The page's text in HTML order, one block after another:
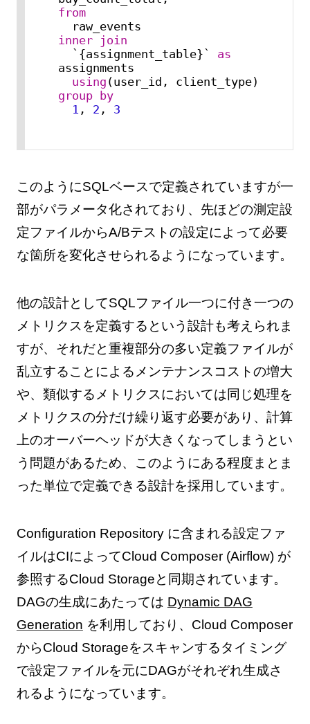
from
inner
join
  `{assignment_table}`
as
assignments
using
group
by
1 , 2 , 3
このようにSQLベースで定義されていますが一
部がパラメータ化されており、先ほどの測定設
定ファイルからA/Bテストの設定によって必要
な箇所を変化させられるようになっています。
他の設計としてSQLファイル一つに付き一つの
メトリクスを定義するという設計も考えられま
すが、それだと重複部分の多い定義ファイルが
乱立することによるメンテナンスコストの増大
や、類似するメトリクスにおいては同じ処理を
メトリクスの分だけ繰り返す必要があり、計算
上のオーバーヘッドが大きくなってしまうとい
う問題があるため、このようにある程度まとま
った単位で定義できる設計を採用しています。
Configuration Repository に含まれる設定ファ
イルはCIによってCloud Composer (Airflow) が
参照するCloud Storageと同期されています。
DAGの生成にあたっては Dynamic DAG
Generation を利用しており、Cloud Composer
からCloud Storageをスキャンするタイミング
で設定ファイルを元にDAGがそれぞれ生成さ
れるようになっています。